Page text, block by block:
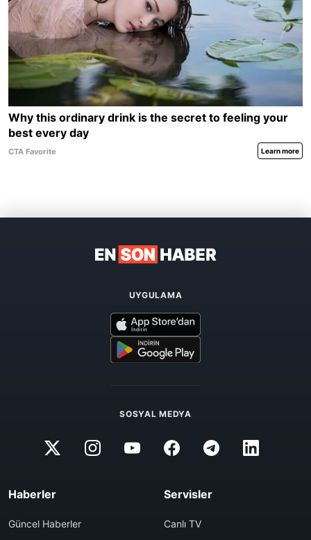
UYGULAMA
SOSYAL MEDYA
Haberler
Güncel Haberler
Servisler
Canlı TV